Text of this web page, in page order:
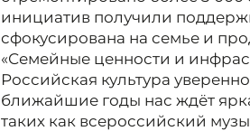
инициатив получили
сфокусирована на семье и
«Семейные ценности и
Российская культура
ближайшие годы нас ждёт
таких как всероссийский